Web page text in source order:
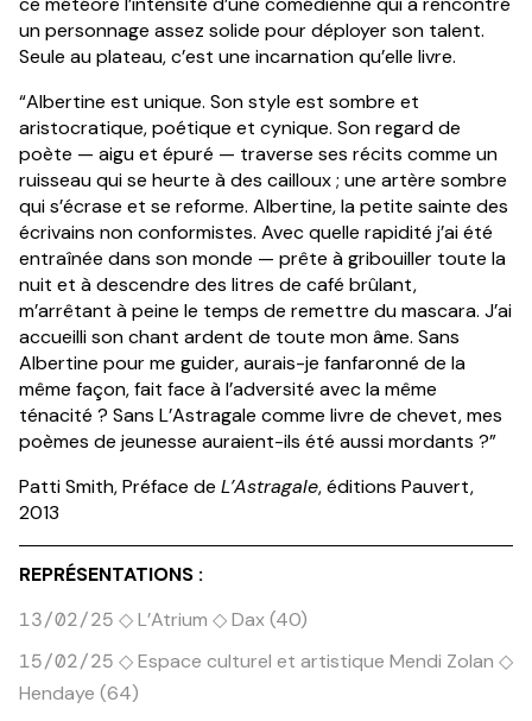
un personnage assez solide pour déployer son talent.
Seule au plateau, c’est une incarnation qu’elle livre.
“Albertine est unique. Son style est sombre et
aristocratique, poétique et cynique. Son regard de
poète — aigu et épuré — traverse ses récits comme un
ruisseau qui se heurte à des cailloux ; une artère sombre
qui s’écrase et se reforme. Albertine, la petite sainte des
écrivains non conformistes. Avec quelle rapidité j’ai été
entraînée dans son monde — prête à gribouiller toute la
nuit et à descendre des litres de café brûlant,
m’arrêtant à peine le temps de remettre du mascara. J’ai
accueilli son chant ardent de toute mon âme. Sans
Albertine pour me guider, aurais-je fanfaronné de la
même façon, fait face à l’adversité avec la même
ténacité ? Sans L’Astragale comme livre de chevet, mes
poèmes de jeunesse auraient-ils été aussi mordants ?”
Patti Smith, Préface de L’Astragale, éditions Pauvert,
2013
REPRÉSENTATIONS :
13/02/25 ◇ L’Atrium ◇ Dax (40)
15/02/25 ◇ Espace culturel et artistique Mendi Zolan ◇
Hendaye (64)